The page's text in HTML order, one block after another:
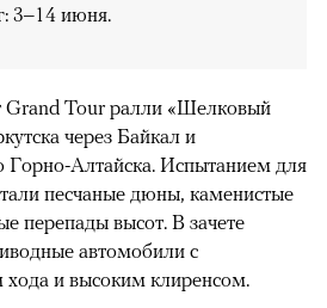
3–14 июня.
Tour ралли «Шелковый
через Байкал и
Горно-Алтайска. Испытанием для
песчаные дюны, каменистые
перепады высот. В зачете
автомобили с
хода и высоким клиренсом.